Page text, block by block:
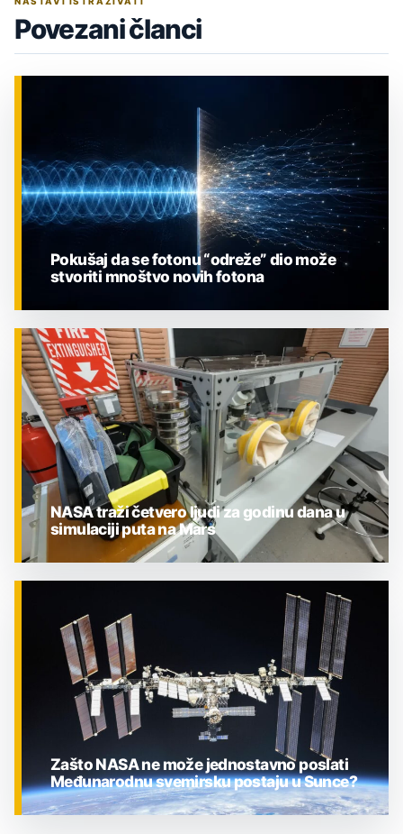
Povezani članci
ZNANOST
Pokušaj da se fotonu “odreže” dio može
stvoriti mnoštvo novih fotona
NASA traži četvero ljudi za godinu dana u
simulaciji puta na Mars
Zašto NASA ne može jednostavno poslati
Međunarodnu svemirsku postaju u Sunce?